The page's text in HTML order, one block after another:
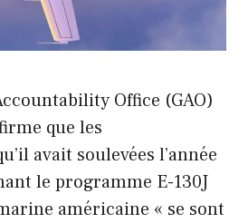
Office (GAO)
que les
avait soulevées l’année
le programme E-130J
américaine « se sont